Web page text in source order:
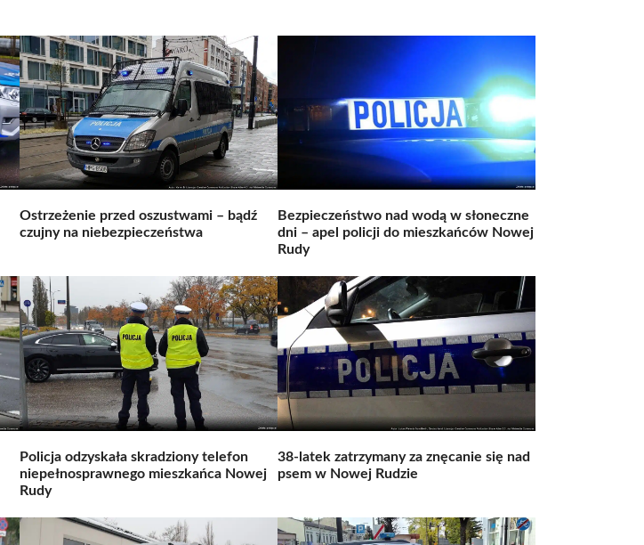
Ostrzeżenie przed oszustwami – bądź
czujny na niebezpieczeństwa
Bezpieczeństwo nad wodą w słoneczne
dni – apel policji do mieszkańców Nowej
Rudy
Policja odzyskała skradziony telefon
niepełnosprawnego mieszkańca Nowej
Rudy
38-latek zatrzymany za znęcanie się nad
psem w Nowej Rudzie